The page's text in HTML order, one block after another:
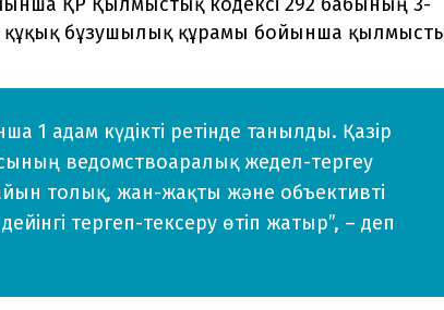
құқық бұзушылық құрамы бойынша
1 адам күдікті ретінде танылды. Қазір
ведомствоаралық жедел-тергеу
толық, жан-жақты және объективті
тергеп-тексеру өтіп жатыр”, – деп